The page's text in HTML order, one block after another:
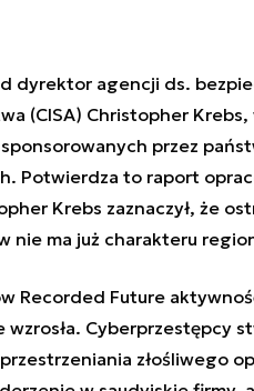
dyrektor agencji ds.
(CISA) Christopher Krebs,
przez
Potwierdza to raport
Krebs zaznaczył, że
nie ma już charakteru
Recorded Future
wzrosła. Cyberprzestępcy
złośliwego